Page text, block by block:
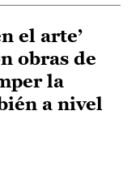
el arte’
obras de
la
a nivel